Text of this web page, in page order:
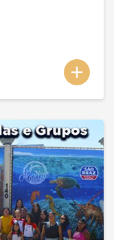
add